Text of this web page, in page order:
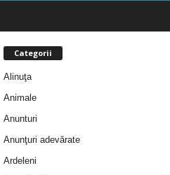
Categorii
Alinuţa
Animale
Anunturi
Anunţuri adevărate
Ardeleni